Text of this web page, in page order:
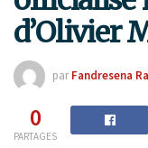
d’Olivier
par Fandresena
0
PARTAGES